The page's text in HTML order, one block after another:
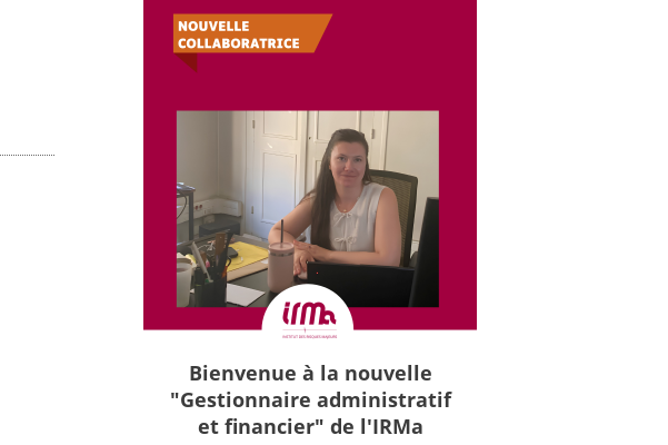
Bienvenue à la nouvelle
"Gestionnaire administratif
et financier" de l'IRMa